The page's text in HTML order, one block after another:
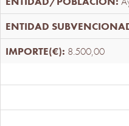
8.500,00